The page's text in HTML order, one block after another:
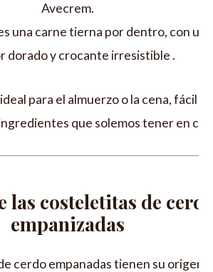
Avecrem.
una carne tierna por dentro, con un
dorado y crocante irresistible .
para el almuerzo o la cena, fácil de
que solemos tener en
las costeletitas de
empanizadas
cerdo empanadas tienen su origen